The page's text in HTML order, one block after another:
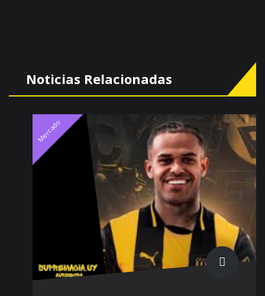
Noticias Relacionadas
Mercado